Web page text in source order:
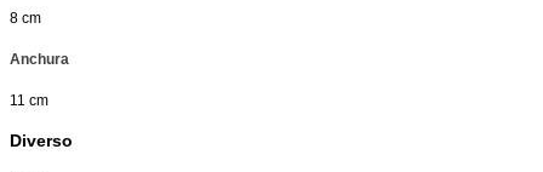
8 cm
Anchura
11 cm
Diverso